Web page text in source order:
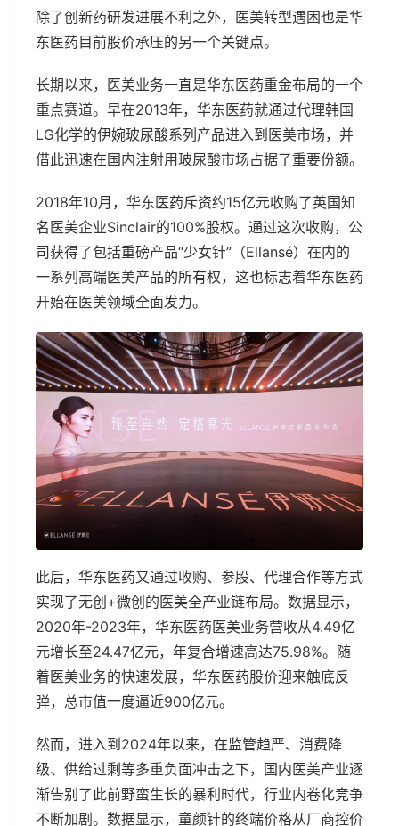
除了创新药研发进展不利之外，医美转型遇困也是华
东医药目前股价承压的另一个关键点。
长期以来，医美业务一直是华东医药重金布局的一个
重点赛道。早在2013年，华东医药就通过代理韩国
LG化学的伊婉玻尿酸系列产品进入到医美市场，并
借此迅速在国内注射用玻尿酸市场占据了重要份额。
2018年10月，华东医药斥资约15亿元收购了英国知
名医美企业Sinclair的100%股权。通过这次收购，公
司获得了包括重磅产品“少女针”（Ellansé）在内的
一系列高端医美产品的所有权，这也标志着华东医药
开始在医美领域全面发力。
此后，华东医药又通过收购、参股、代理合作等方式
实现了无创+微创的医美全产业链布局。数据显示，
2020年-2023年，华东医药医美业务营收从4.49亿
元增长至24.47亿元，年复合增速高达75.98%。随
着医美业务的快速发展，华东医药股价迎来触底反
弹，总市值一度逼近900亿元。
然而，进入到2024年以来，在监管趋严、消费降
级、供给过剩等多重负面冲击之下，国内医美产业逐
渐告别了此前野蛮生长的暴利时代，行业内卷化竞争
不断加剧。数据显示，童颜针的终端价格从厂商控价